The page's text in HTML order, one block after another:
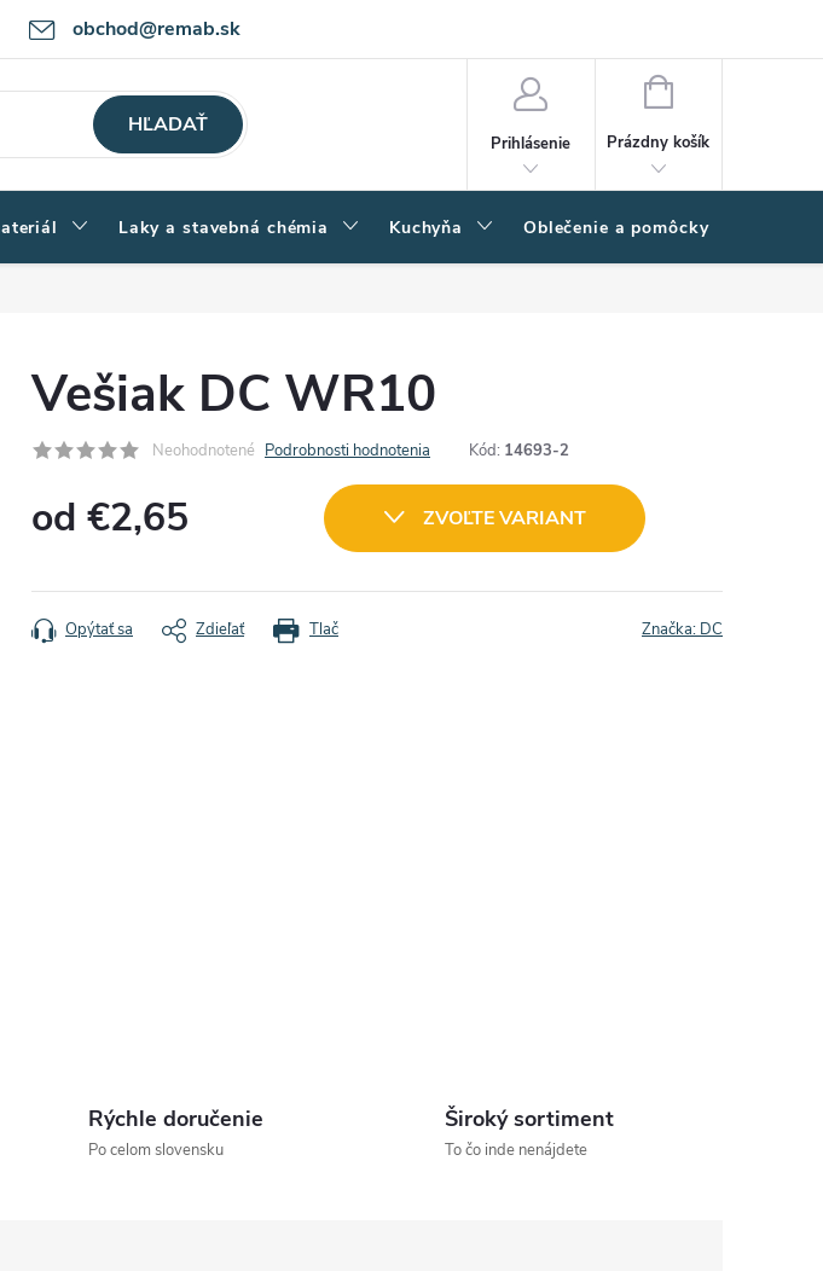
obchod@remab.sk
údajov Ako nakupovať
HĽADAŤ
Prihlásenie
NÁKUPNÝ
Prázdny košík
Laky a stavebná chémia Kuchyňa Oblečenie a pomôcky
Vešiak DC WR10
Neohodnotené Podrobnosti hodnotenia Kód: 14693-2
od €2,65 ZVOĽTE VARIANT
Tlač
Opýtať sa Zdieľať Značka: DC
Rýchle doručenie
Po celom slovensku
Široký sortiment
To čo inde nenájdete